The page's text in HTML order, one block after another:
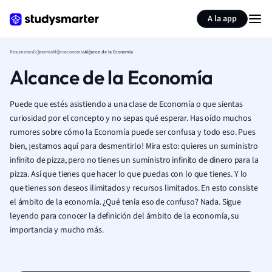
A la app
ResumenesEconomíaMicroeconomíaAlcance de la Economía
Alcance de la Economía
Puede que estés asistiendo a una clase de Economía o que sientas
curiosidad por el concepto y no sepas qué esperar. Has oído muchos
rumores sobre cómo la Economía puede ser confusa y todo eso. Pues
bien, ¡estamos aquí para desmentirlo! Mira esto: quieres un suministro
infinito de pizza, pero no tienes un suministro infinito de dinero para la
pizza. Así que tienes que hacer lo que puedas con lo que tienes. Y lo
que tienes son deseos ilimitados y recursos limitados. En esto consiste
el ámbito de la economía. ¿Qué tenía eso de confuso? Nada. Sigue
leyendo para conocer la definición del ámbito de la economía, su
importancia y mucho más.
Resumir página